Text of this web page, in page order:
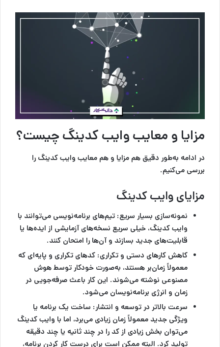
مزایا و معایب وایب کدینگ چیست؟
در ادامه به‌طور دقیق هم مزایا و هم معایب وایب کدینگ را
بررسی می‌کنیم.
مزایای وایب کدینگ
نمونه‌سازی بسیار سریع: تیم‌های برنامه‌نویسی می‌توانند با
وایب کدینگ، خیلی سریع نسخه‌های آزمایشی از ایده‌ها یا
قابلیت‌های جدید بسازند و آن‌ها را امتحان کنند.
کاهش کارهای دستی و تکراری: کدهای تکراری و پایه‌ای که
معمولاً زمان‌بر هستند، به‌صورت خودکار توسط هوش
مصنوعی نوشته می‌شوند. این کار باعث صرفه‌جویی در
زمان و انرژی برنامه‌نویسان می‌شود.
سرعت بالاتر در توسعه و انتشار: ساخت یک برنامه یا
ویژگی جدید معمولاً زمان زیادی می‌برد، اما با وایب کدینگ
می‌توان بخش زیادی از کد را در چند ثانیه یا چند دقیقه
تولید کرد. البته ممکن است برای درست کار کردن برنامه،